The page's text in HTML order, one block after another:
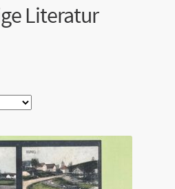
Literatur